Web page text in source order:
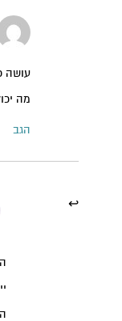
עושה
מה
הגב